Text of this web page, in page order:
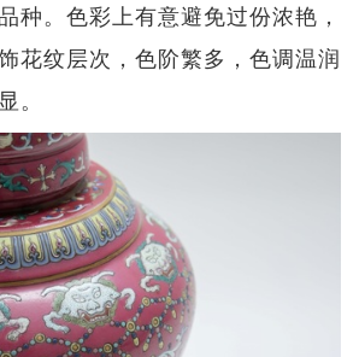
种。色彩上有意避免过份浓艳，
花纹层次，色阶繁多，色调温润
。